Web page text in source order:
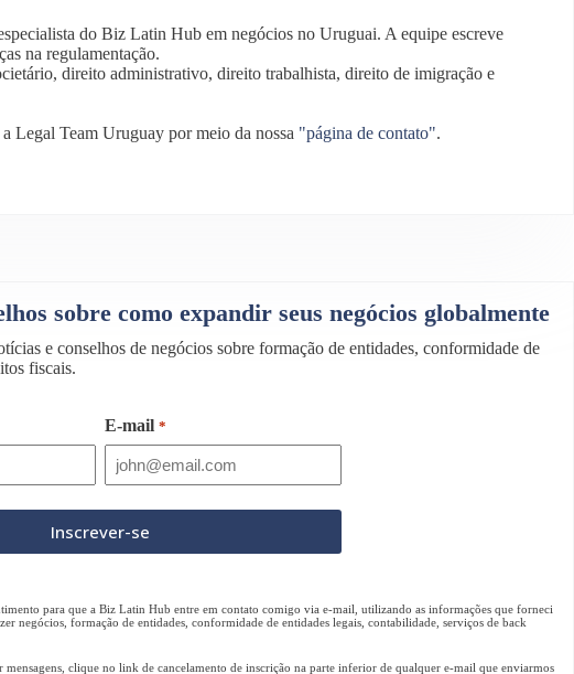
do Biz Latin Hub em negócios no Uruguai. A equipe escreve
na regulamentação.
direito administrativo, direito trabalhista, direito de imigração e
Legal Team Uruguay por meio da nossa "página de contato".
sobre como expandir seus negócios globalmente
e conselhos de negócios sobre formação de entidades, conformidade de
fiscais.
E-mail *
para que a Biz Latin Hub entre em contato comigo via e-mail, utilizando as informações que forneci
negócios, formação de entidades, conformidade de entidades legais, contabilidade, serviços de back
mensagens, clique no link de cancelamento de inscrição na parte inferior de qualquer e-mail que enviarmos